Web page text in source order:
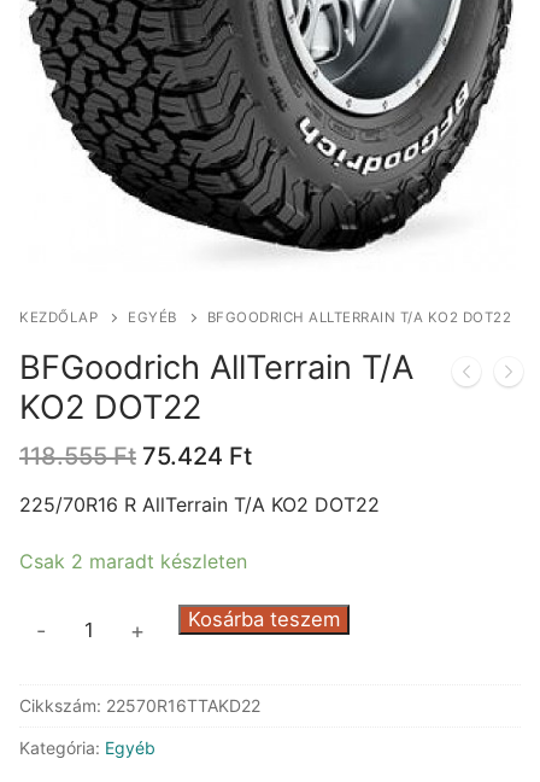
KEZDŐLAP EGYÉB BFGOODRICH ALLTERRAIN T/A KO2 DOT22
BFGoodrich AllTerrain T/A
KO2 DOT22
118.555Ft Original
was:
75.424 FtCurrent
is:
225/70R16 R AllTerrain T/A KO2 DOT22
Csak 2 maradt készleten
BFGoodrich
KO2
DOT22
- + Kosárba teszem
Cikkszám: 22570R16TTAKD22
Kategória: Egyéb